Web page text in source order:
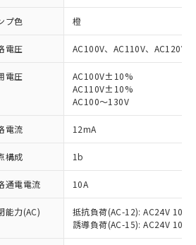
プ色 橙
電圧 AC100V、AC110V、AC120V
電圧
AC100V±10%
AC110V±10%
AC100～130V
電流 12mA
構成 1b
通電電流 10A
能力(AC)
抵抗負荷(AC-12): AC24V 10A/
誘導負荷(AC-15): AC24V
件
読みいただき、同意のうえ
EU RoHS指令（10物質）の
た製品が提供可能な商品で
RoHS指令（10物質）の非含
品に切り替える予定のある
EU RoHS指令（10物質）の
の商品で、対応品を出す予